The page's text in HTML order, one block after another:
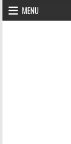
Skip to content
MENU